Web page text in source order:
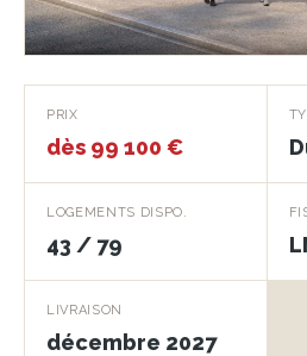
EVOLIA
SAINT-JEAN-DE-LA-RUELLE
PRIX
dès 99 100 €
LOGEMENTS DISPO.
43 / 79
LIVRAISON
décembre 2027